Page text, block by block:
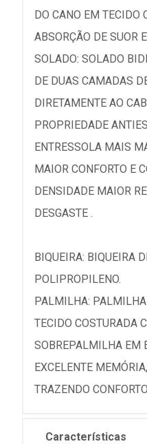
DO CANO EM TECIDO
ABSORÇÃO DE SUOR
SOLADO: SOLADO
DE DUAS CAMADAS
DIRETAMENTE AO
PROPRIEDADE
ENTRESSOLA MAIS
MAIOR CONFORTO E
DENSIDADE MAIOR
DESGASTE .
BIQUEIRA: BIQUEIRA
POLIPROPILENO.
PALMILHA:
TECIDO COSTURADA
SOBREPALMILHA EM
EXCELENTE
TRAZENDO
Características